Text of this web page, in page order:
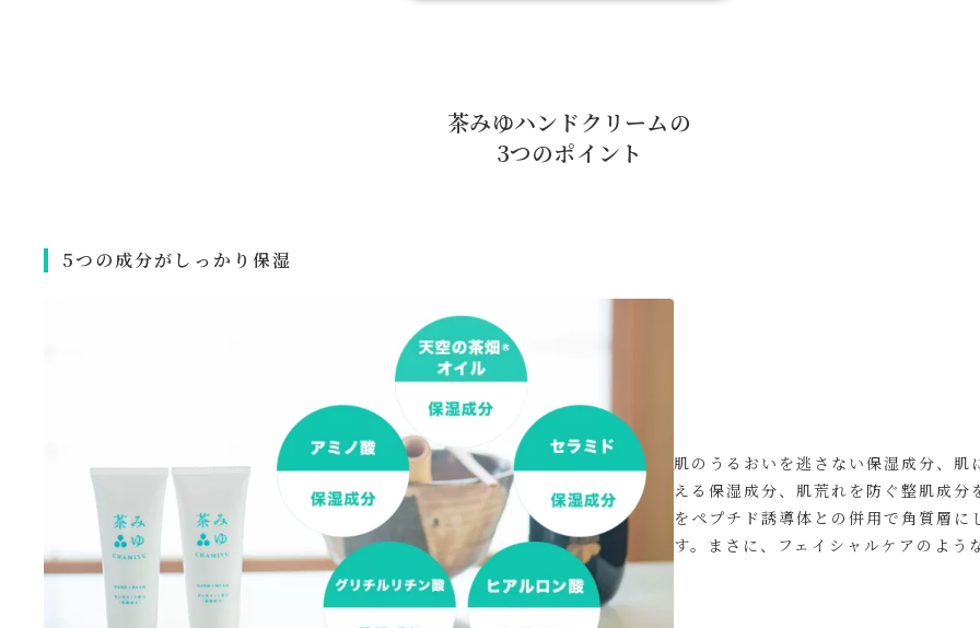
茶みゆハンドクリームの
3つのポイント
5つの成分がしっかり保湿
肌のうるおいを逃さない保湿成分、肌
える保湿成分、肌荒れを防ぐ整肌成分
をペプチド誘導体との併用で角質層に
す。まさに、フェイシャルケアのよう